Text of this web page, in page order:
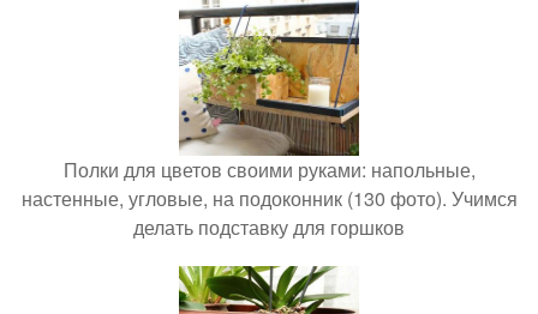
Полки для цветов своими руками: напольные,
настенные, угловые, на подоконник (130 фото). Учимся
делать подставку для горшков